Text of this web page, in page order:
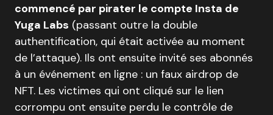
commencé par pirater le compte Insta de
Yuga Labs (passant outre la double
authentification, qui était activée au moment
de l’attaque). Ils ont ensuite invité ses abonnés
à un événement en ligne : un faux airdrop de
NFT. Les victimes qui ont cliqué sur le lien
corrompu ont ensuite perdu le contrôle de